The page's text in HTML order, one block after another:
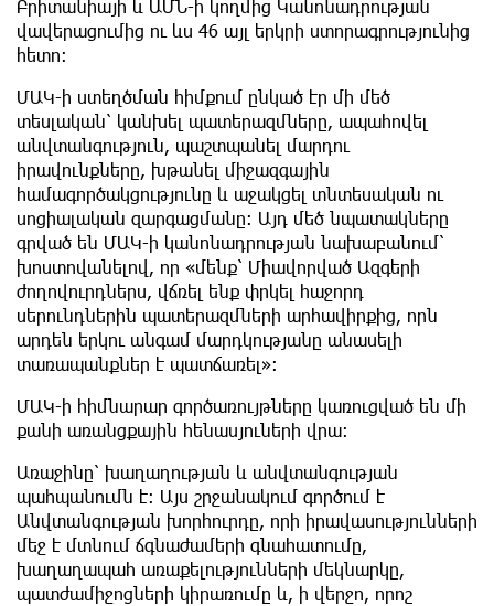
Բրիտանիայի և ԱՄՆ-ի կողմից Կանոնադրության
վավերացումից ու ևս 46 այլ երկրի ստորագրությունից
հետո։
ՄԱԿ-ի ստեղծման հիմքում ընկած էր մի մեծ
տեսլական՝ կանխել պատերազմները, ապահովել
անվտանգություն, պաշտպանել մարդու
իրավունքները, խթանել միջազգային
համագործակցությունը և աջակցել տնտեսական ու
սոցիալական զարգացմանը։ Այդ մեծ նպատակները
գրված են ՄԱԿ-ի կանոնադրության նախաբանում՝
խոստովանելով, որ «մենք՝ Միավորված Ազգերի
ժողովուրդներս, վճռել ենք փրկել հաջորդ
սերունդներին պատերազմների արհավիրքից, որն
արդեն երկու անգամ մարդկությանը անասելի
տառապանքներ է պատճառել»։
ՄԱԿ-ի հիմնարար գործառույթները կառուցված են մի
քանի առանցքային հենասյուների վրա։
Առաջինը՝ խաղաղության և անվտանգության
պահպանումն է։ Այս շրջանակում գործում է
Անվտանգության խորհուրդը, որի իրավասությունների
մեջ է մտնում ճգնաժամերի գնահատումը,
խաղաղապահ առաքելությունների մեկնարկը,
պատժամիջոցների կիրառումը և, ի վերջո, որոշ